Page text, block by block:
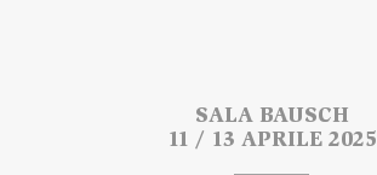
SALA BAUSCH
11 / 13 APRILE 2025